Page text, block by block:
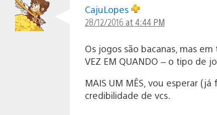
CajuLopes
28/12/2016 at 4:44 PM
Os jogos são bacanas, mas
VEZ EM QUANDO – o tipo de
MAIS UM MÊS, vou esperar
credibilidade de vcs.